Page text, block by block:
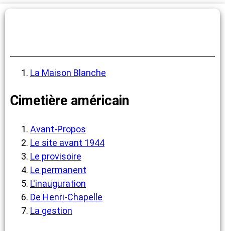
La Maison Blanche
Cimetière américain
Avant-Propos
Le site avant 1944
Le provisoire
Le permanent
L'inauguration
De Henri-Chapelle
La gestion